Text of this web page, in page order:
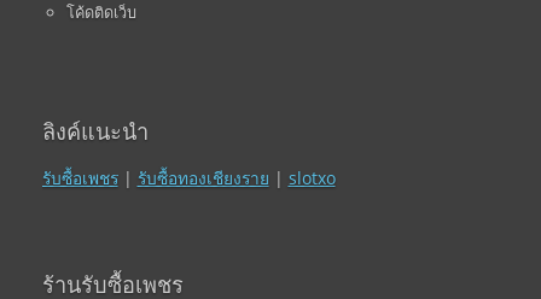
โค้ดติดเว็บ
ลิงค์แนะนำ
รับซื้อเพชร| รับซื้อทองเชียงราย | slotxo
ร้านรับซื้อเพชร